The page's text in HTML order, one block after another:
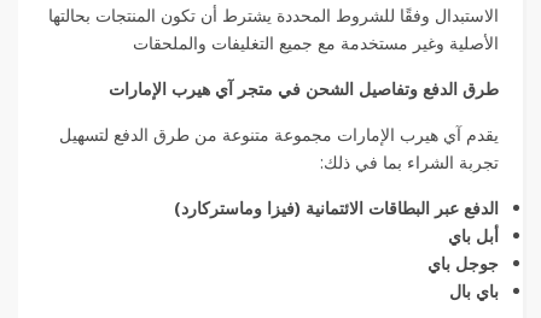
الاستبدال وفقًا للشروط المحددة يشترط أن تكون المنتجات بحالتها
الأصلية وغير مستخدمة مع جميع التغليفات والملحقات
طرق الدفع وتفاصيل الشحن في متجر آي هيرب الإمارات
يقدم آي هيرب الإمارات مجموعة متنوعة من طرق الدفع لتسهيل
تجربة الشراء بما في ذلك:
الدفع عبر البطاقات الائتمانية (فيزا وماستركارد)
أبل باي
جوجل باي
باي بال